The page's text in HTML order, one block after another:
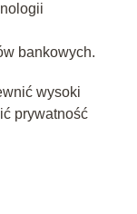
bankowych.
wysoki
prywatność